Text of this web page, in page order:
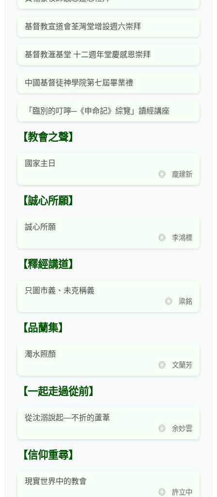
基督教宣道會荃灣堂增設週六崇拜
基督教滙基堂 十二週年堂慶感恩崇拜
中國基督徒神學院第七屆畢業禮
「臨別的叮嚀─《申命記》綜覽」讀經講座
【教會之聲】
國家主日
◎ 龐建新
【誠心所願】
誠心所願
◎ 李鴻標
【釋經講道】
只圖市義、未克稱義
◎ 梁銘
【品蘭集】
濁水照顏
◎ 文蘭芳
【一起走過從前】
從沈溺說起—不折的蘆葦
◎ 余妙雲
【信仰重尋】
現實世界中的教會
◎ 許立中